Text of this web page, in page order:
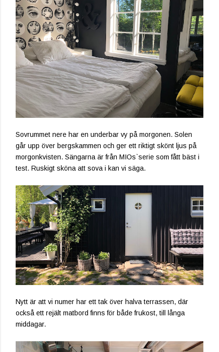
Sovrummet nere har en underbar vy på morgonen. Solen
går upp över bergskammen och ger ett riktigt skönt ljus på
morgonkvisten. Sängarna är från MIOs`serie som fått bäst i
test. Ruskigt sköna att sova i kan vi säga.
Nytt är att vi numer har ett tak över halva terrassen, där
också ett rejält matbord finns för både frukost, till långa
middagar.